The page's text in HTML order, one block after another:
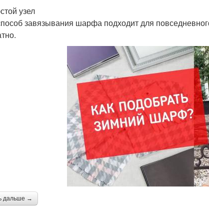
узел
завязывания шарфа подходит для
дальше →